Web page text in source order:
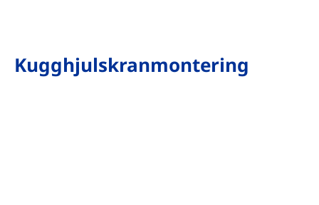
Kugghjulskranmontering